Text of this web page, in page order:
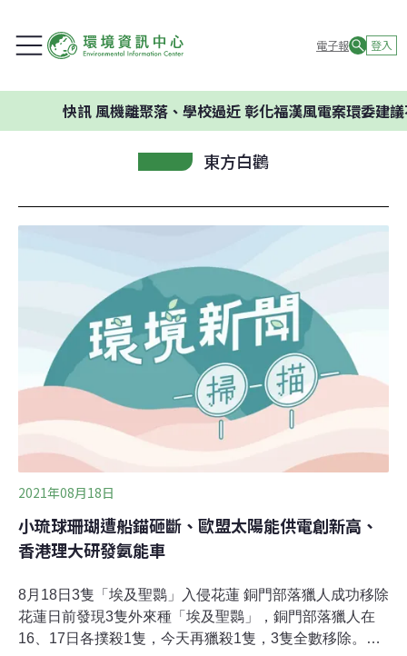
電子報 登入
風機離聚落、學校過近 彰化福漢風電案環委建議不應開發
東方白鸛
2021年08月18日
小琉球珊瑚遭船錨砸斷、歐盟太陽能供電創新高、
香港理大研發氨能車
8月18日3隻「埃及聖䴉」入侵花蓮 銅門部落獵人成功移除
花蓮日前發現3隻外來種「埃及聖䴉」，銅門部落獵人在
16、17日各撲殺1隻，今天再獵殺1隻，3隻全數移除。花